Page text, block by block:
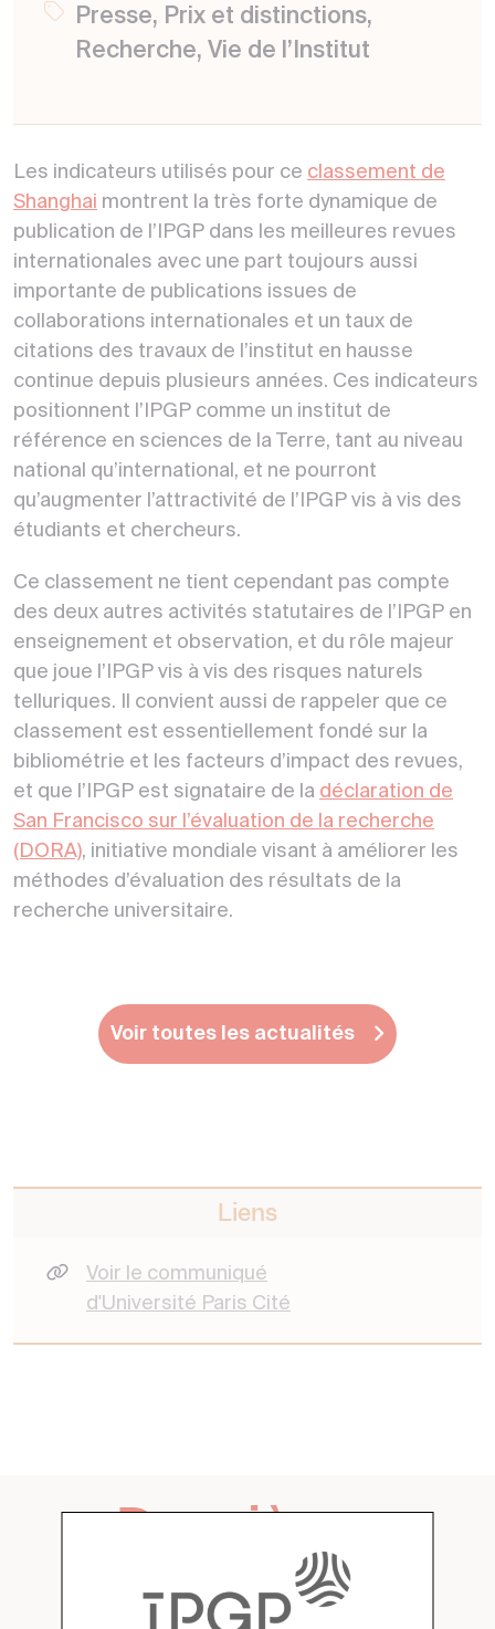
Presse, Prix et distinctions,
Recherche, Vie de l’Institut
Les indicateurs utilisés pour ce classement de
Shanghai montrent la très forte dynamique de
publication de l’IPGP dans les meilleures revues
internationales avec une part toujours aussi
importante de publications issues de
collaborations internationales et un taux de
citations des travaux de l’institut en hausse
continue depuis plusieurs années. Ces indicateurs
positionnent l’IPGP comme un institut de
référence en sciences de la Terre, tant au niveau
national qu’international, et ne pourront
qu’augmenter l’attractivité de l’IPGP vis à vis des
étudiants et chercheurs.
Ce classement ne tient cependant pas compte
des deux autres activités statutaires de l’IPGP en
enseignement et observation, et du rôle majeur
que joue l’IPGP vis à vis des risques naturels
telluriques. Il convient aussi de rappeler que ce
classement est essentiellement fondé sur la
bibliométrie et les facteurs d’impact des revues,
et que l’IPGP est signataire de la déclaration de
San Francisco sur l’évaluation de la recherche
(DORA), initiative mondiale visant à améliorer les
méthodes d’évaluation des résultats de la
recherche universitaire.
Voir toutes les actualités
Liens
Voir le communiqué
d'Université Paris Cité
Dernières
actualités